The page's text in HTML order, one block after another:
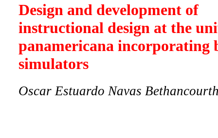
Design and development of
instructional design at the
panamericana incorporating
simulators
Oscar Estuardo Navas